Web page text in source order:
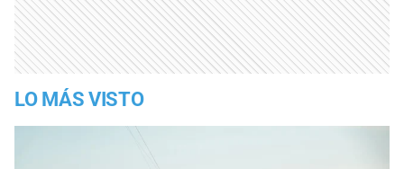
LO MÁS VISTO